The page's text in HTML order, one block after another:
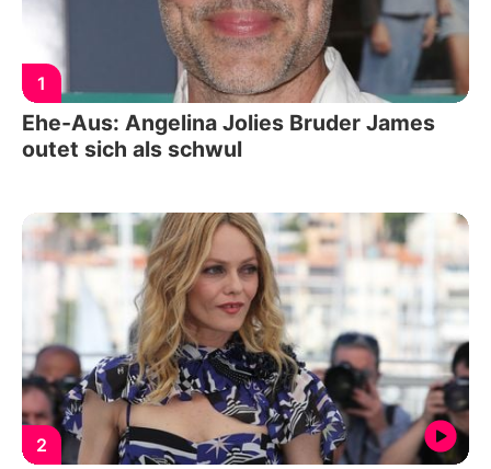
1
Ehe-Aus: Angelina Jolies Bruder James
outet sich als schwul
2